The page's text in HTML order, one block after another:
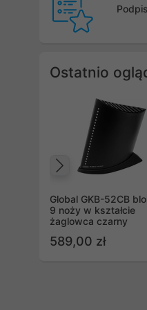
Ostatnio
Global GKB-52CB
9 noży w kształcie
żaglowca czarny
589,00 zł